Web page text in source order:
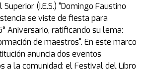
global
impacto, cabe destacar que el Dr.
profesión, manifestó sentirse
en el país: "Es mi primera
como en casa; sé con certeza que
con poder en la Argentina",
(I.E.S.) "Domingo Faustino
se viste de fiesta para
Aniversario, ratificando su lema:
de maestros". En este marco
anuncia dos eventos
a la comunidad: el Festival del Libro